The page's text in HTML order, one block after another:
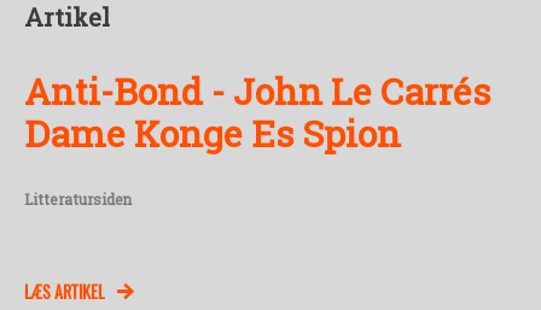
Artikel
Anti-Bond - John Le Carrés
Dame Konge Es Spion
Litteratursiden
LÆS ARTIKEL